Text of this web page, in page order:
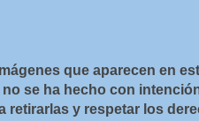
que aparecen en
se ha hecho con
retirarlas y respetar los